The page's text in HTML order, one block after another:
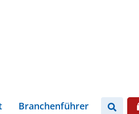
Branchenführer